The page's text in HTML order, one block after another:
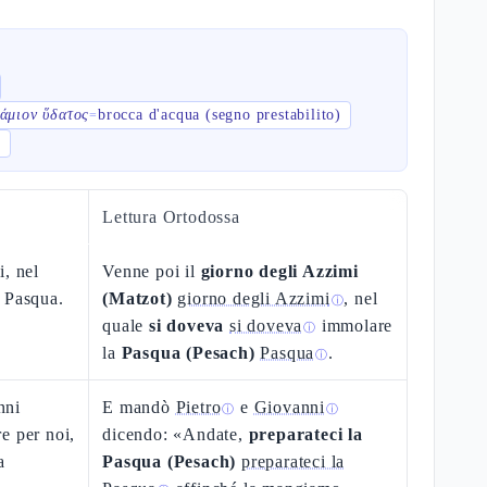
ὕδατος=brocca d'acqua (segno prestabilito)
Lettura Ortodossa
nel
Venne poi il giorno degli Azzimi
(Matzot) giorno degli Azzimi ⓘ, nel
qualesi doveva si doveva ⓘ immolare
la Pasqua (Pesach) Pasqua ⓘ.
per noi,
E mandò Pietroⓘ e Giovanni ⓘ
dicendo: «Andate, preparateci la
Pasqua (Pesach) preparateci la